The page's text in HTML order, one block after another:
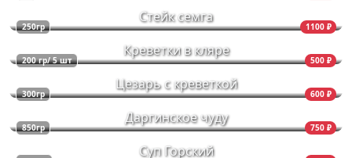
250гр 1100 ₽
Стейк семга
200 гр/ 5 шт 500 ₽
Креветки в кляре
300гр 600 ₽
Цезарь с креветкой
850гр 750 ₽
Даргинское чуду
Суп Горский